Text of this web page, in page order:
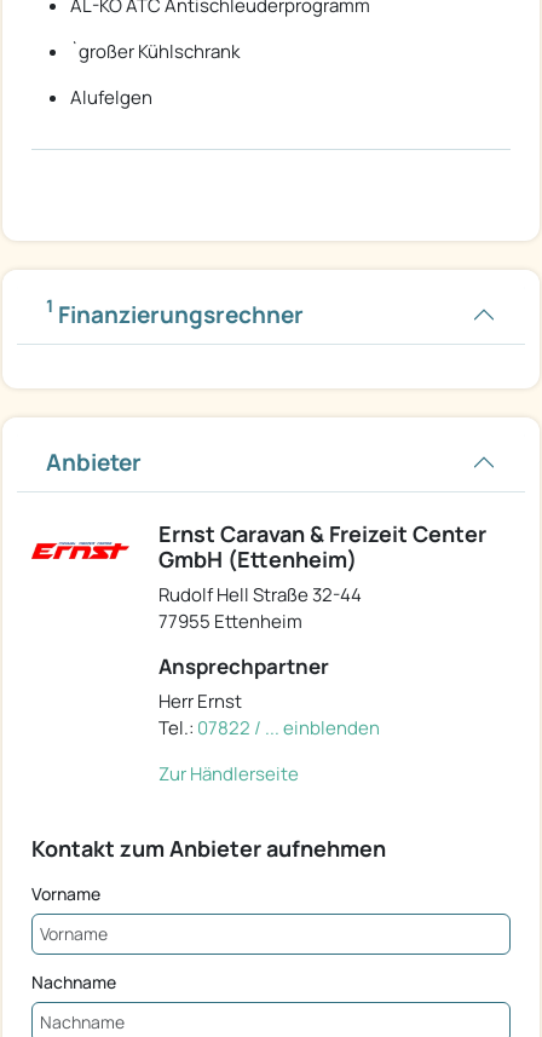
`großer Kühlschrank
Alufelgen
1 Finanzierungsrechner
Anbieter
Ernst Caravan & Freizeit Center
GmbH (Ettenheim)
Rudolf Hell Straße 32-44
77955 Ettenheim
Ansprechpartner
Herr Ernst
Tel.: 07822 / ... einblenden
Zur Händlerseite
Kontakt zum Anbieter aufnehmen
Vorname
Nachname